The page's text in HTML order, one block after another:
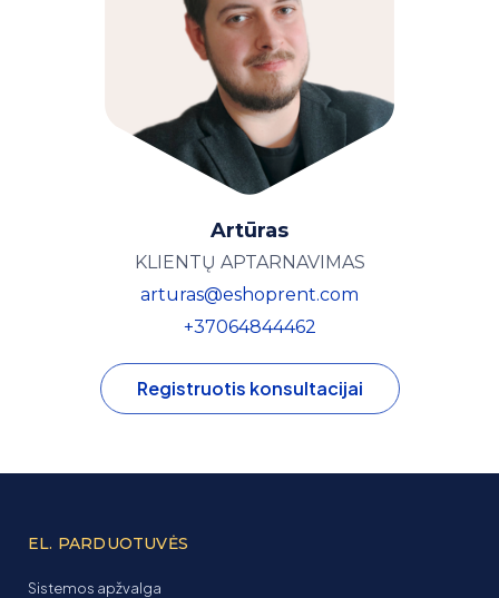
Artūras
KLIENTŲ APTARNAVIMAS
arturas@eshoprent.com
+37064844462
Registruotis konsultacijai
EL. PARDUOTUVĖS
Sistemos apžvalga